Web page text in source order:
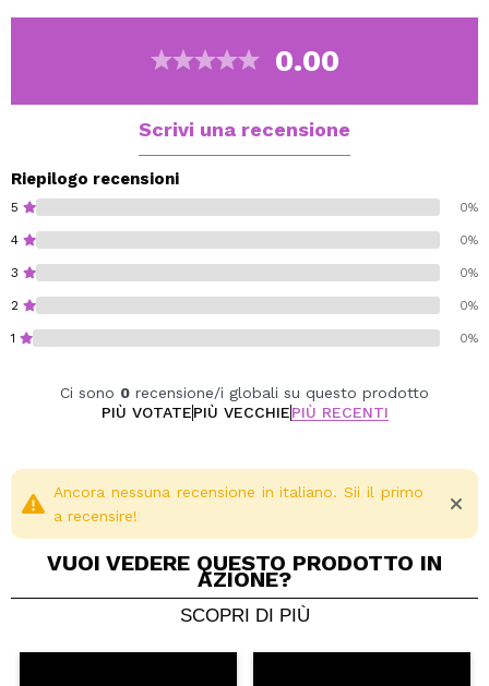
ed efficaci su diverse zone del viso, favorendo la
0.00
Scrivi una recensione
Riepilogo recensioni
5 0%
4 0%
3 0%
2 0%
1 0%
Ci sono 0 recensione/i globali su questo prodotto
PIÙ VOTATEPIÙ VECCHIEPIÙ RECENTI
Ancora nessuna recensione in italiano. Sii il primo
a recensire!
VUOI VEDERE QUESTO PRODOTTO IN
AZIONE?
SCOPRI DI PIÙ